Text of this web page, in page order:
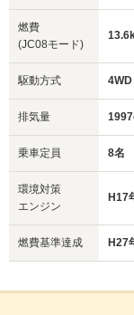
燃費
(JC08モード)
駆動方式 4WD
排気量
乗車定員 8名
環境対策
エンジン
燃費基準達成 H27